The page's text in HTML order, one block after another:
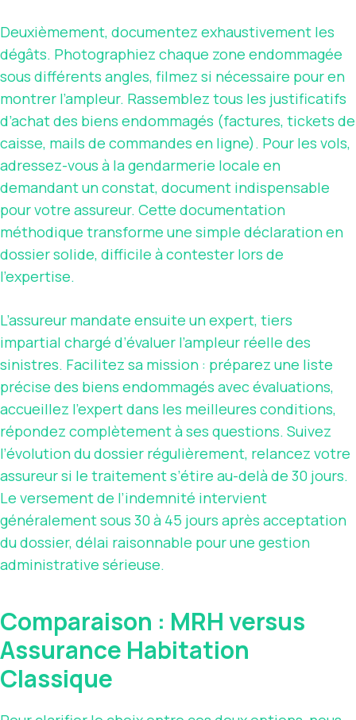
Deuxièmement, documentez exhaustivement les
dégâts. Photographiez chaque zone endommagée
sous différents angles, filmez si nécessaire pour en
montrer l’ampleur. Rassemblez tous les justificatifs
d’achat des biens endommagés (factures, tickets de
caisse, mails de commandes en ligne). Pour les vols,
adressez-vous à la gendarmerie locale en
demandant un constat, document indispensable
pour votre assureur. Cette documentation
méthodique transforme une simple déclaration en
dossier solide, difficile à contester lors de
l’expertise.
L’assureur mandate ensuite un expert, tiers
impartial chargé d’évaluer l’ampleur réelle des
sinistres. Facilitez sa mission : préparez une liste
précise des biens endommagés avec évaluations,
accueillez l’expert dans les meilleures conditions,
répondez complètement à ses questions. Suivez
l’évolution du dossier régulièrement, relancez votre
assureur si le traitement s’étire au-delà de 30 jours.
Le versement de l’indemnité intervient
généralement sous 30 à 45 jours après acceptation
du dossier, délai raisonnable pour une gestion
administrative sérieuse.
Comparaison : MRH versus
Assurance Habitation
Classique